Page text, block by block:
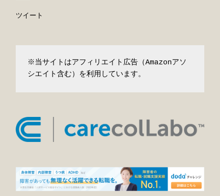
ツイート
※当サイトはアフィリエイト広告（Amazonアソ
シエイト含む）を利用しています。